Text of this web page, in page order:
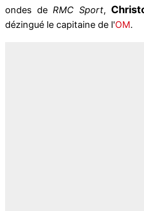
ondes de RMC Sport,
dézingué le capitaine de l'OM.